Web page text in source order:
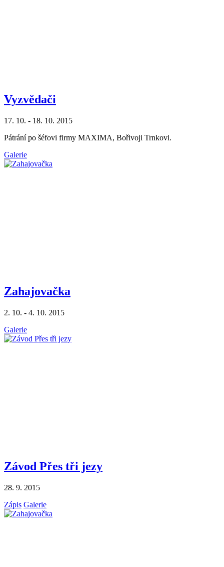
Vyzvĕdači
17. 10. - 18. 10. 2015
Pátrání po šéfovi firmy MAXIMA, Bořivoji Trnkovi.
Galerie
Zahajovačka
2. 10. - 4. 10. 2015
Galerie
Závod Přes tři jezy
28. 9. 2015
Zápis Galerie